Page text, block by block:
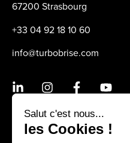
67200 Strasbourg
+33 04 92 18 10 60
info@turbobrise.com
Salut c'est nous...
les Cookies !